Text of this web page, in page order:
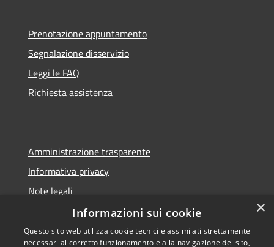
Prenotazione appuntamento
Segnalazione disservizio
Leggi le FAQ
Richiesta assistenza
Amministrazione trasparente
Informativa privacy
Note legali
Dichiarazione di accessibilità
×
Informazioni sui cookie
Questo sito web utilizza cookie tecnici e assimilati strettamente
necessari al corretto funzionamento e alla navigazione del sito,